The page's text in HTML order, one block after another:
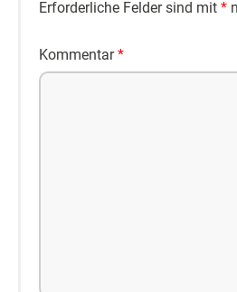
Erforderliche Felder sind mit *
Kommentar*